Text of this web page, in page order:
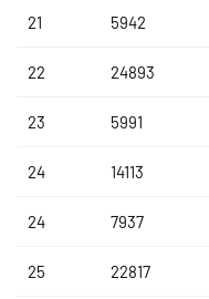
21 5942
22 24893
23 5991
24 14113
24 7937
25 22817